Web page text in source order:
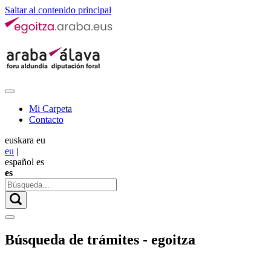
Saltar al contenido principal
Mi Carpeta
Contacto
euskara eu
eu |
español es
es
Búsqueda de trámites - egoitza